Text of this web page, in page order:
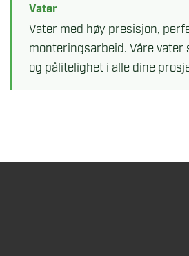
Vater
Vater med høy presisjon,
monteringsarbeid. Våre
og pålitelighet i alle dine